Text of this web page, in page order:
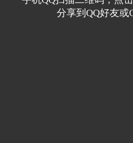
分享到QQ好友或